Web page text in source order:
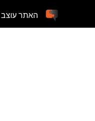
האתר עוצב